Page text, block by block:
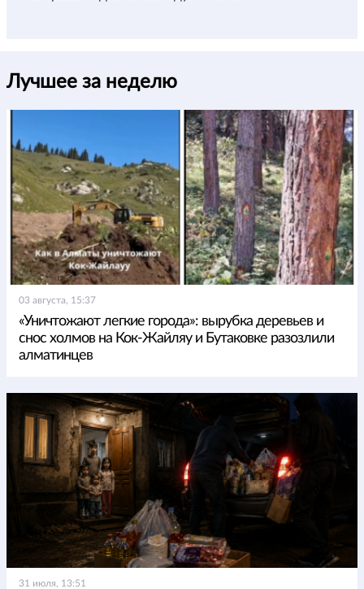
Лучшее за неделю
03 августа, 15:37
«Уничтожают легкие города»: вырубка деревьев и
снос холмов на Кок-Жайляу и Бутаковке разозлили
алматинцев
31 июля, 13:51